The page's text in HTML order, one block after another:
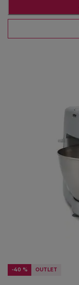
-40 % OUTLET